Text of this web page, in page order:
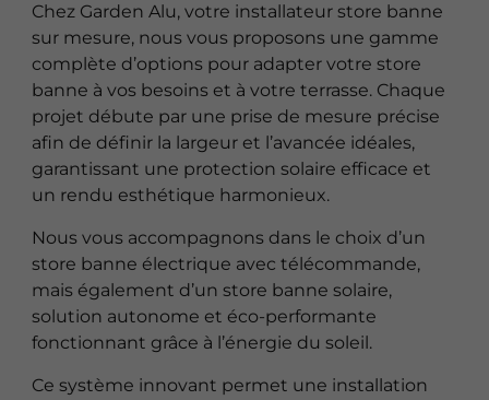
Chez Garden Alu, votre installateur store banne
sur mesure, nous vous proposons une gamme
complète d’options pour adapter votre store
banne à vos besoins et à votre terrasse. Chaque
projet débute par une prise de mesure précise
afin de définir la largeur et l’avancée idéales,
garantissant une protection solaire efficace et
un rendu esthétique harmonieux.
Nous vous accompagnons dans le choix d’un
store banne électrique avec télécommande,
mais également d’un store banne solaire,
solution autonome et éco-performante
fonctionnant grâce à l’énergie du soleil.
Ce système innovant permet une installation